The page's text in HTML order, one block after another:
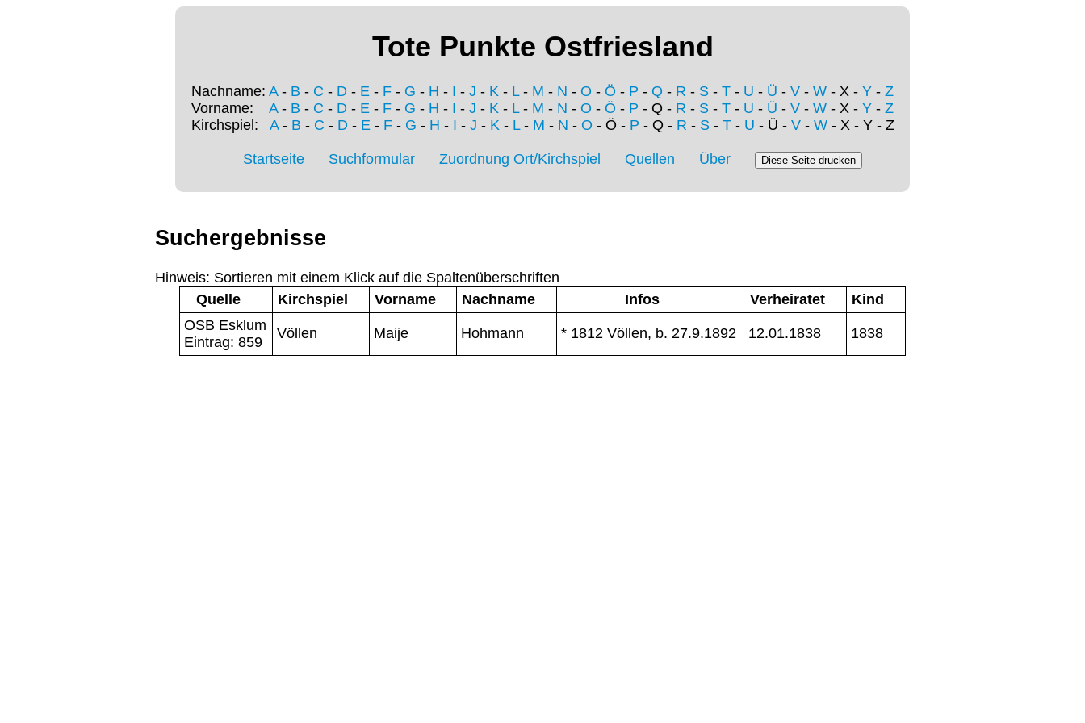
Tote Punkte Ostfriesland
Nachname: A- B - C - D - E - F - G - H - I - J - K - L- M - N - O - Ö - P - Q - R - S - T - U - Ü - V - W - X - Y - Z
Vorname: A- B - C - D - E - F - G - H - I - J - K - L- M - N - O - Ö - P - Q - R - S - T - U - Ü - V - W - X - Y - Z
Kirchspiel: A- B - C - D- E- F- G - H - I - J - K- L- M - N - O - Ö - P - Q - R - S- T- U - Ü - V- W- X - Y - Z
Startseite Suchformular Zuordnung Ort/Kirchspiel Quellen Über
Suchergebnisse
Hinweis: Sortieren mit einem Klick auf die Spaltenüberschriften
Quelle
Kirchspiel Vorname Nachname Infos Verheiratet
Kind
OSB Esklum
Eintrag: 859
Völlen Maije Hohmann * 1812 Völlen, b. 27.9.1892 12.01.1838 1838